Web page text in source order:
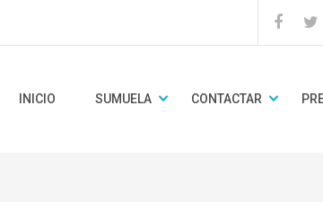
INICIO SUMUELA CONTACTAR